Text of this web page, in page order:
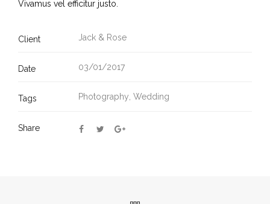
Vivamus vel efficitur justo.
Client Jack & Rose
Date 03/01/2017
Tags Photography Wedding
Share